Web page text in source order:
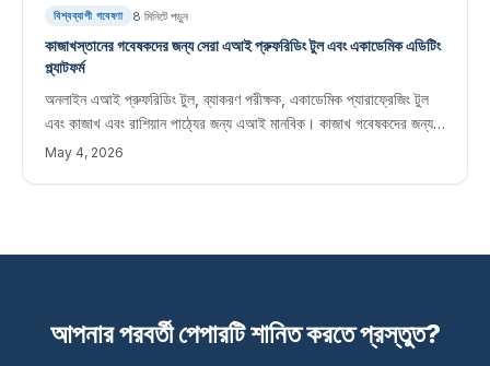
বিশ্বব্যাপী গবেষণা 8 মিনিটে পড়ুন
কাজাখস্তানের গবেষকদের জন্য সেরা এআই প্রুফরিডিং টুল এবং একাডেমিক এডিটিং
প্ল্যাটফর্ম
অনলাইন এআই প্রুফরিডিং টুল, ব্যাকরণ পরীক্ষক, একাডেমিক প্যারাফ্রেজিং টুল
এবং কাজাখ এবং রাশিয়ান পাঠ্যের জন্য এআই মানবিক। কাজাখ গবেষকদের জন্য
তাত্ক্ষণিক সম্পাদনা সফ্টওয়্যার স্কোপাস এবং ওয়েব অফ সায়েন্স জার্নালে প্রকাশ
May 4, 2026
আপনার পরবর্তী পেপারটি শানিত করতে প্রস্তুত?